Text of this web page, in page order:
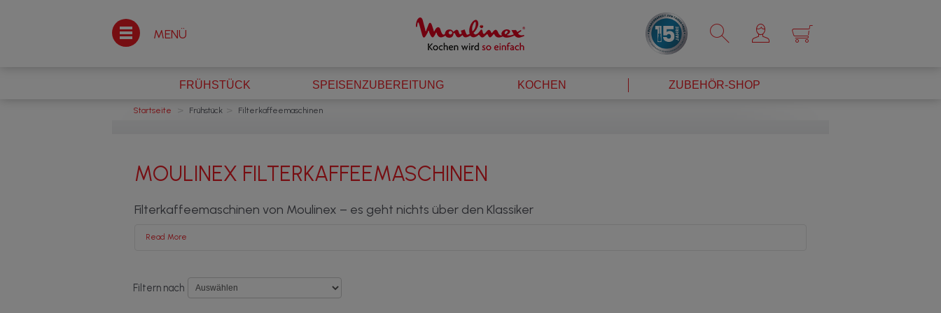
MENÜ ×
FRÜHSTÜCK SPEISENZUBEREITUNG KOCHEN ZUBEHÖR-SHOP
Startseite > Frühstück Filterkaffeemaschinen
MOULINEX FILTERKAFFEEMASCHINEN
Filterkaffeemaschinen von Moulinex – es geht nichts über den Klassiker
Read More
Schon lange ein absolutes Muss
Filtern nach